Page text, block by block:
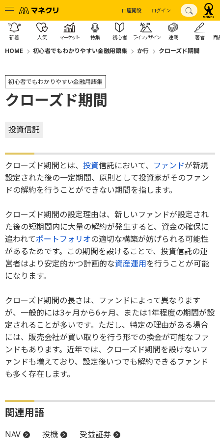
口座開設 ログイン
新着 人気 マーケット 特集 初心者 ライフデザイン 連載 著者 商
HOME 初心者でもわかりやすい金融用語集 か行 クローズド期間
初心者でもわかりやすい金融用語集
クローズド期間
投資信託
クローズド期間とは、 投資信託において、 ファンドが新規
設定された後の一定期間、原則として投資家がそのファン
ドの解約を行うことができない期間を指します。
クローズド期間の設定理由は、新しいファンドが設定され
た後の短期間内に大量の解約が発生すると、資金の確保に
追われてポートフォリオの適切な構築が妨げられる可能性
があるためです。この期間を設けることで、投資信託の運
営者はより安定的かつ計画的な資産運用を行うことが可能
になります。
クローズド期間の長さは、ファンドによって異なります
が、一般的には3ヶ月から6ヶ月、または1年程度の期間が設
定されることが多いです。ただし、特定の理由がある場合
には、販売会社が買い取りを行う形での換金が可能なファ
ンドもあります。近年では、クローズド期間を設けないフ
ァンドも増えており、設定後いつでも解約できるファンド
も多く存在します。
関連用語
NAV 投機 受益証券